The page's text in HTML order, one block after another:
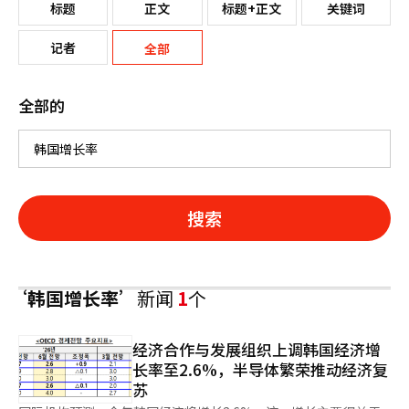
标题 正文 标题+正文 关键词
记者 全部
全部的
搜索
‘韩国增长率’新闻1个
经济合作与发展组织上调韩国经济增
长率至2.6%，半导体繁荣推动经济复
苏